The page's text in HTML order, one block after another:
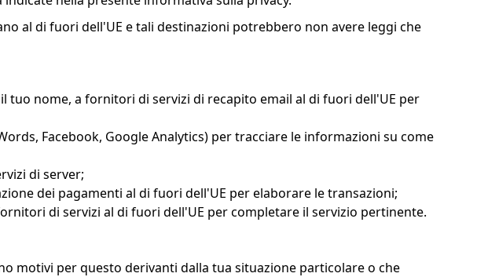
al di fuori dell'UE e tali destinazioni potrebbero non avere leggi che
nome, a fornitori di servizi di recapito email al di fuori dell'UE per
Facebook, Google Analytics) per tracciare le informazioni su come
di server;
dei pagamenti al di fuori dell'UE per elaborare le transazioni;
di servizi al di fuori dell'UE per completare il servizio pertinente.
motivi per questo derivanti dalla tua situazione particolare o che